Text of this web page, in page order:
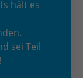
hält es
sei Teil